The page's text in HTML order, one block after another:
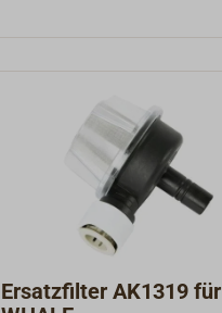
Ersatzfilter AK1319 für